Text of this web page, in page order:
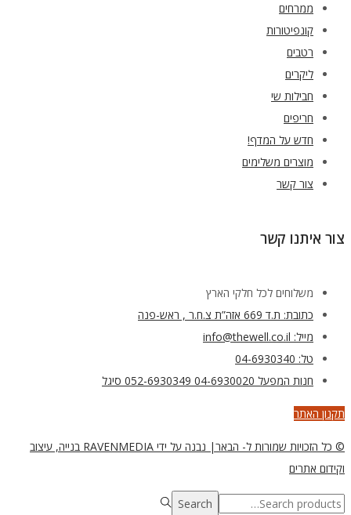
ממרחים
קונפיטורות
רטבים
ליקרים
חבילות שי
חריפים
חדש על המדף!
מוצרים משלימים
צור קשר
צור איתנו קשר
משלוחים לכל חלקי הארץ
כתובת: ת.ד 669 אזה”ת צ.ח.ר , ראש-פנה
מייל: info@thewell.co.il
טל: 04-6930340
חנות המפעל 04-6930020 052-6930349 סיגל
תקנון האתר
© כל הזכויות שמורות ל- הבאר| נבנה על ידי RAVENMEDIA בנייה, עיצוב
וקידום אתרים
Search
Search